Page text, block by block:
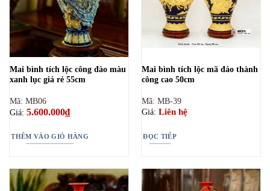
Mai bình tích lộc công đào màu
xanh lục giá rẻ 55cm
Mã: MB06
Giá: 5.600.000₫
THÊM VÀO GIỎ HÀNG
Mai bình tích lộc mã đáo thành
công cao 50cm
Mã: MB-39
Giá: Liên hệ
ĐỌC TIẾP